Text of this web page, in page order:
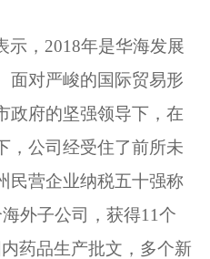
示， 2018年是华海发展
面对严峻的国际贸易形
政府的坚强领导下，在
，公司经受住了前所未
民营企业纳税五十强称
外子公司，获得11个
药品生产批文，多个新